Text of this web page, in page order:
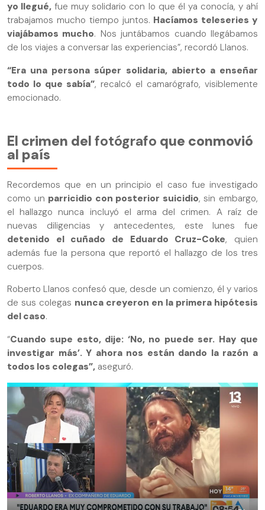
yo llegué, fue muy solidario con lo que él ya conocía, y ahí
trabajamos mucho tiempo juntos. Hacíamos teleseries y
viajábamos mucho. Nos juntábamos cuando llegábamos
de los viajes a conversar las experiencias”, recordó Llanos.
“Era una persona súper solidaria, abierto a enseñar
todo lo que sabía”, recalcó el camarógrafo, visiblemente
emocionado.
El crimen del fotógrafo que conmovió
al país
Recordemos que en un principio el caso fue investigado
como un parricidio con posterior suicidio, sin embargo,
el hallazgo nunca incluyó el arma del crimen. A raíz de
nuevas diligencias y antecedentes, este lunes fue
detenido el cuñado de Eduardo Cruz-Coke, quien
además fue la persona que reportó el hallazgo de los tres
cuerpos.
Roberto Llanos confesó que, desde un comienzo, él y varios
de sus colegas nunca creyeron en la primera hipótesis
del caso.
“Cuando supe esto, dije: ‘No, no puede ser. Hay que
investigar más’. Y ahora nos están dando la razón a
todos los colegas”, aseguró.